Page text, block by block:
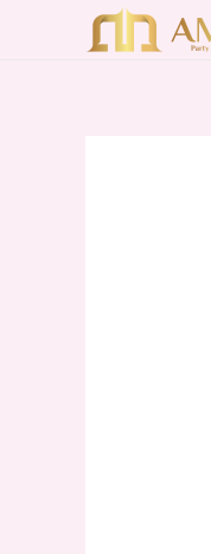
Post
navigation